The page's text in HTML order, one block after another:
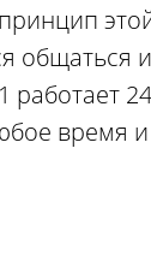
время